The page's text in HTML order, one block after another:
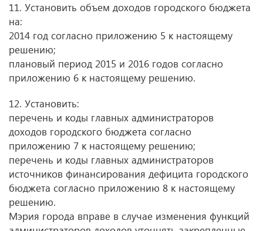
11. Установить объем доходов городского бюджета
на:
2014 год согласно приложению 5 к настоящему
решению;
плановый период 2015 и 2016 годов согласно
приложению 6 к настоящему решению.
12. Установить:
перечень и коды главных администраторов
доходов городского бюджета согласно
приложению 7 к настоящему решению;
перечень и коды главных администраторов
источников финансирования дефицита городского
бюджета согласно приложению 8 к настоящему
решению.
Мэрия города вправе в случае изменения функций